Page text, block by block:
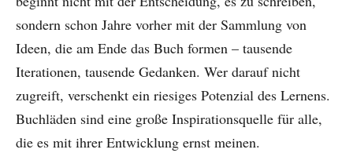
sondern schon Jahre vorher mit der Sammlung von
Ideen, die am Ende das Buch formen – tausende
Iterationen, tausende Gedanken. Wer darauf nicht
zugreift, verschenkt ein riesiges Potenzial des Lernens.
Buchläden sind eine große Inspirationsquelle für alle,
die es mit ihrer Entwicklung ernst meinen.